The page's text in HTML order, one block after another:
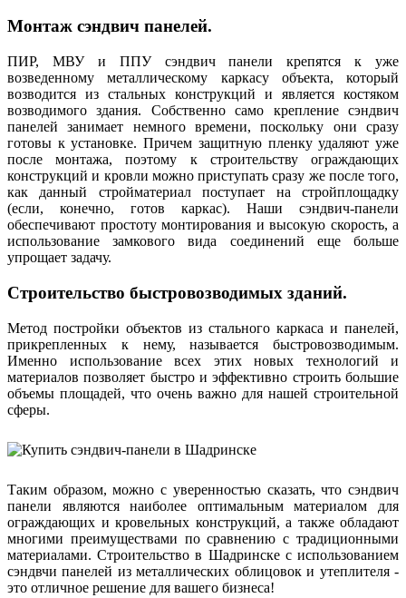
Монтаж сэндвич панелей.
ПИР, МВУ и ППУ сэндвич панели крепятся к уже
возведенному металлическому каркасу объекта, который
возводится из стальных конструкций и является костяком
возводимого здания. Собственно само крепление сэндвич
панелей занимает немного времени, поскольку они сразу
готовы к установке. Причем защитную пленку удаляют уже
после монтажа, поэтому к строительству ограждающих
конструкций и кровли можно приступать сразу же после того,
как данный стройматериал поступает на стройплощадку
(если, конечно, готов каркас). Наши сэндвич-панели
обеспечивают простоту монтирования и высокую скорость, а
использование замкового вида соединений еще больше
упрощает задачу.
Строительство быстровозводимых зданий.
Метод постройки объектов из стального каркаса и панелей,
прикрепленных к нему, называется быстровозводимым.
Именно использование всех этих новых технологий и
материалов позволяет быстро и эффективно строить большие
объемы площадей, что очень важно для нашей строительной
сферы.
Таким образом, можно с уверенностью сказать, что сэндвич
панели являются наиболее оптимальным материалом для
ограждающих и кровельных конструкций, а также обладают
многими преимуществами по сравнению с традиционными
материалами. Строительство в Шадринске с использованием
сэндвчи панелей из металлических облицовок и утеплителя -
это отличное решение для вашего бизнеса!